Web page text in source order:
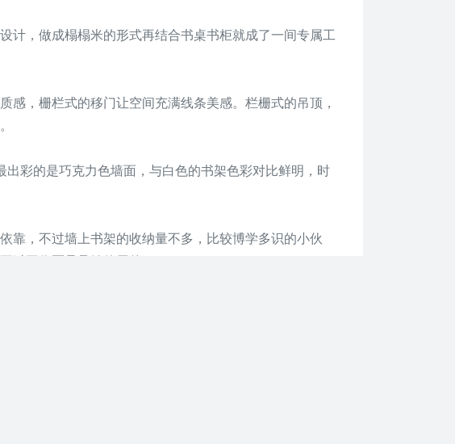
计，做成榻榻米的形式再结合书桌书柜就成了一间专属工
感，栅栏式的移门让空间充满线条美感。栏栅式的吊顶，
彩的是巧克力色墙面，与白色的书架色彩对比鲜明，时
靠，不过墙上书架的收纳量不多，比较博学多识的小伙
过工作区是足够使用的了。